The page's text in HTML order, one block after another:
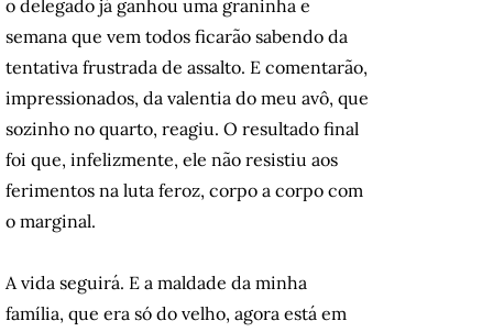
o delegado já ganhou uma graninha e
semana que vem todos ficarão sabendo da
tentativa frustrada de assalto. E comentarão,
impressionados, da valentia do meu avô, que
sozinho no quarto, reagiu. O resultado final
foi que, infelizmente, ele não resistiu aos
ferimentos na luta feroz, corpo a corpo com
o marginal.
A vida seguirá. E a maldade da minha
família, que era só do velho, agora está em